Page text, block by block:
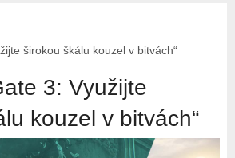
širokou škálu kouzel v bitvách“
3: Využijte
kouzel v bitvách“